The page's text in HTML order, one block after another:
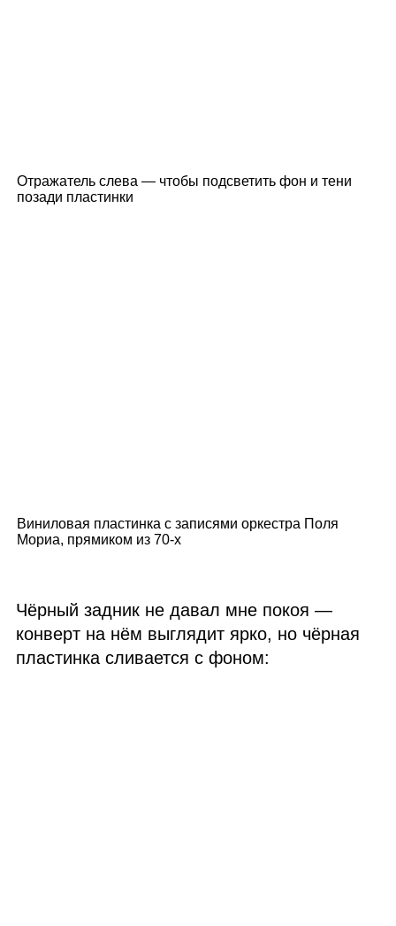
Отражатель слева — чтобы подсветить фон и тени
позади пластинки
Виниловая пластинка с записями оркестра Поля
Мориа, прямиком из 70‑х
Чёрный задник не давал мне покоя —
конверт на нём выглядит ярко, но чёрная
пластинка сливается с фоном: